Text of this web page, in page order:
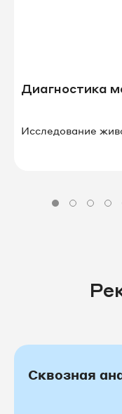
Диагностика
Исследование
Сквозная